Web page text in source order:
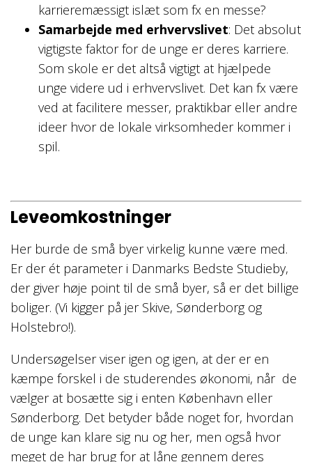
karrieremæssigt islæt som fx en messe?
Samarbejde med erhvervslivet: Det absolut
vigtigste faktor for de unge er deres karriere.
Som skole er det altså vigtigt at hjælpede
unge videre ud i erhvervslivet. Det kan fx være
ved at facilitere messer, praktikbar eller andre
ideer hvor de lokale virksomheder kommer i
spil.
Leveomkostninger
Her burde de små byer virkelig kunne være med.
Er der ét parameter i Danmarks Bedste Studieby,
der giver høje point til de små byer, så er det billige
boliger. (Vi kigger på jer Skive, Sønderborg og
Holstebro!).
Undersøgelser viser igen og igen, at der er en
kæmpe forskel i de studerendes økonomi, når de
vælger at bosætte sig i enten København eller
Sønderborg. Det betyder både noget for, hvordan
de unge kan klare sig nu og her, men også hvor
meget de har brug for at låne gennem deres